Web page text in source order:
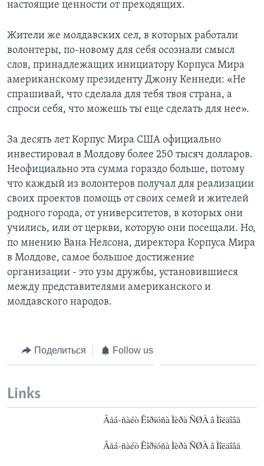
настоящие ценности от преходящих.
Жители же молдавских сел, в которых работали
волонтеры, по-новому для себя осознали смысл
слов, принадлежащих инициатору Корпуса Мира
американскому президенту Джону Кеннеди: «Не
спрашивай, что сделала для тебя твоя страна, а
спроси себя, что можешь ты еще сделать для нее».
За десять лет Корпус Мира США официально
инвестировал в Молдову более 250 тысяч долларов.
Неофициально эта сумма гораздо больше, потому
что каждый из волонтеров получал для реализации
своих проектов помощь от своих семей и жителей
родного города, от университетов, в которых они
учились, или от церкви, которую они посещали. Но,
по мнению Вана Нелсона, директора Корпуса Мира
в Молдове, самое большое достижение
организации - это узы дружбы, установившиеся
между представителями американского и
молдавского народов.
Поделиться Follow us
Links
Âåá-ñàéò Êîðïóñà Ìèðà ÑØÀ â Ìîëäîâå
Âåá-ñàéò Êîðïóñà Ìèðà ÑØÀ â Ìîëäîâå